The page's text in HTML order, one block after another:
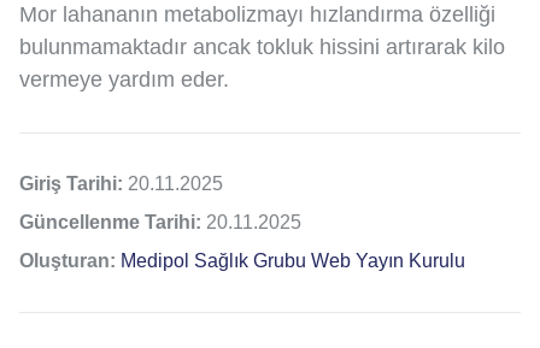
Mor lahananın metabolizmayı hızlandırma özelliği
bulunmamaktadır ancak tokluk hissini artırarak kilo
vermeye yardım eder.
Giriş Tarihi: 20.11.2025
Güncellenme Tarihi: 20.11.2025
Oluşturan: Medipol Sağlık Grubu Web Yayın Kurulu